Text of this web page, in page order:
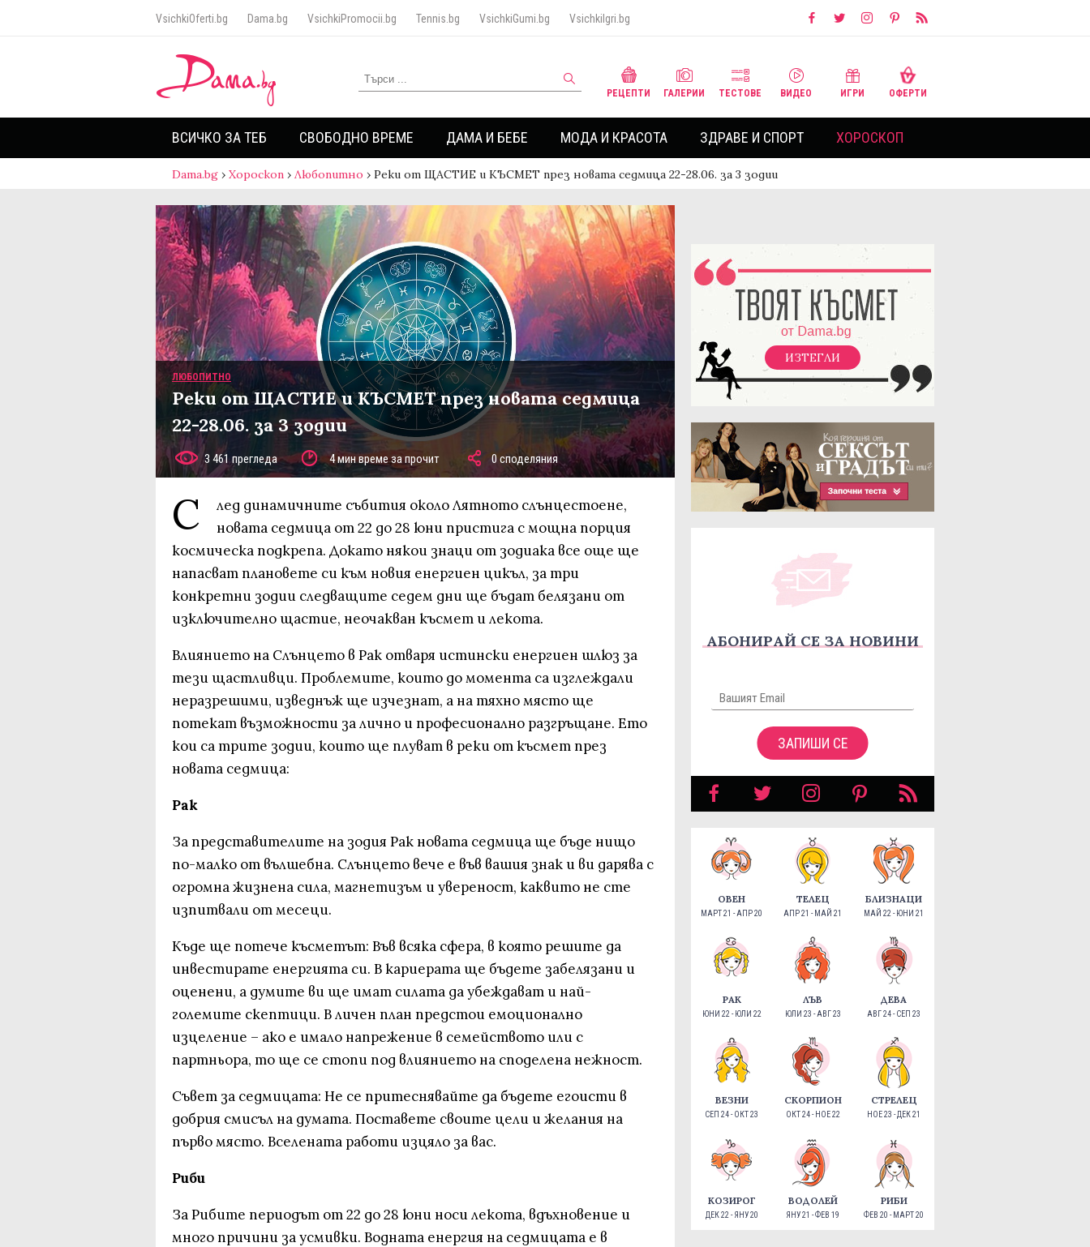
VsichkiOferti.bg Dama.bg VsichkiPromocii.bg Tennis.bg VsichkiGumi.bg VsichkiIgri.bg
РЕЦЕПТИ ГАЛЕРИИ ТЕСТОВЕ ВИДЕО ИГРИ ОФЕРТИ
ВСИЧКО ЗА ТЕБ СВОБОДНО ВРЕМЕ ДАМА И БЕБЕ МОДА И КРАСОТА ЗДРАВЕ И СПОРТ ХОРОСКОП
Dama.bg › Хороскоп › Любопитно › Реки от ЩАСТИЕ и КЪСМЕТ през новата седмица 22-28.06. за 3 зодии
ЛЮБОПИТНО
Реки от ЩАСТИЕ и КЪСМЕТ през новата седмица
22-28.06. за 3 зодии
3 461 прегледа 4 мин време за прочит 0 споделяния
С
лед динамичните събития около Лятното слънцестоене,
новата седмица от 22 до 28 юни пристига с мощна порция
космическа подкрепа. Докато някои знаци от зодиака все още ще
напасват плановете си към новия енергиен цикъл, за три
конкретни зодии следващите седем дни ще бъдат белязани от
изключително щастие, неочакван късмет и лекота.
Влиянието на Слънцето в Рак отваря истински енергиен шлюз за
тези щастливци. Проблемите, които до момента са изглеждали
неразрешими, изведнъж ще изчезнат, а на тяхно място ще
потекат възможности за лично и професионално разгръщане. Ето
кои са трите зодии, които ще плуват в реки от късмет през
новата седмица:
Рак
За представителите на зодия Рак новата седмица ще бъде нищо
по-малко от вълшебна. Слънцето вече е във вашия знак и ви дарява с
огромна жизнена сила, магнетизъм и увереност, каквито не сте
изпитвали от месеци.
Къде ще потече късметът: Във всяка сфера, в която решите да
инвестирате енергията си. В кариерата ще бъдете забелязани и
оценени, а думите ви ще имат силата да убеждават и най-
големите скептици. В личен план предстои емоционално
изцеление – ако е имало напрежение в семейството или с
партньора, то ще се стопи под влиянието на споделена нежност.
Съвет за седмицата: Не се притеснявайте да бъдете егоисти в
добрия смисъл на думата. Поставете своите цели и желания на
първо място. Вселената работи изцяло за вас.
Риби
За Рибите периодът от 22 до 28 юни носи лекота, вдъхновение и
много причини за усмивки. Водната енергия на седмицата е в
ИЗТЕГЛИ
АБОНИРАЙ СЕ ЗА НОВИНИ
ЗАПИШИ СЕ
ОВЕН
МАРТ 21 - АПР 20
ТЕЛЕЦ
АПР 21 - МАЙ 21
БЛИЗНАЦИ
МАЙ 22 - ЮНИ 21
РАК
ЮНИ 22 - ЮЛИ 22
ЛЪВ
ЮЛИ 23 - АВГ 23
ДЕВА
АВГ 24 - СЕП 23
ВЕЗНИ
СЕП 24 - ОКТ 23
СКОРПИОН
ОКТ 24 - НОЕ 22
СТРЕЛЕЦ
НОЕ 23 - ДЕК 21
КОЗИРОГ
ДЕК 22 - ЯНУ 20
ВОДОЛЕЙ
ЯНУ 21 - ФЕВ 19
РИБИ
ФЕВ 20 - МАРТ 20